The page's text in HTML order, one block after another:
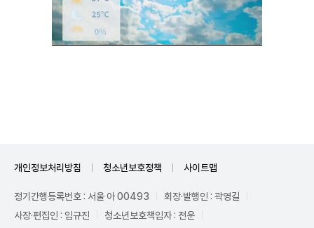
개인정보처리방침 청소년보호정책 사이트맵
정기간행등록번호 : 서울 아 00493
회장·발행인 : 곽영길
사장·편집인 : 임규진
청소년보호책임자 : 전운